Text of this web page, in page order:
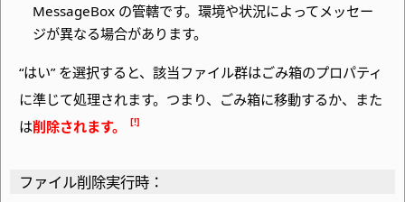
MessageBox の管轄です。環境や状況によってメッセー
ジが異なる場合があります。
“はい” を選択すると、該当ファイル群はごみ箱のプロパティ
に準じて処理されます。つまり、ごみ箱に移動するか、また
は削除されます。
ファイル削除実行時：